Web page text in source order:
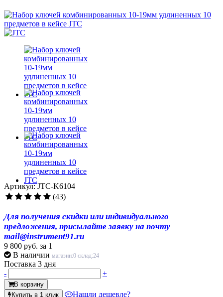
Артикул: JTC-K6104
(43)
Для получения скидки или индивидуального
предложения, присылайте заявку на почту
mail@instrument91.ru
9 800 руб. за 1
В наличии магазин:0 склад:24
Поставка 3 дня
-
+
В корзину
Купить в 1 клик
Нашли дешевле?